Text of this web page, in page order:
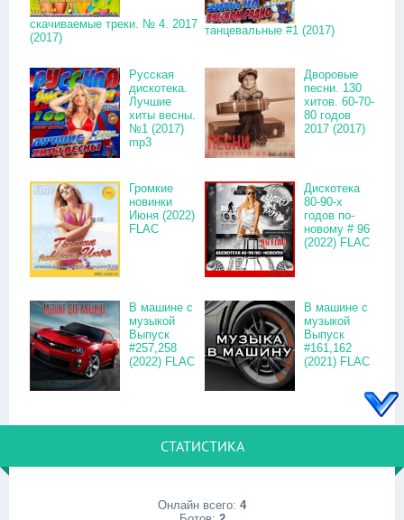
скачиваемые треки. № 4. 2017
(2017)
танцевальные #1 (2017)
Русская
дискотека.
Лучшие
хиты весны.
№1 (2017)
mp3
Дворовые
песни. 130
хитов. 60-70-
80 годов
2017 (2017)
Громкие
новинки
Июня (2022)
FLAC
Дискотека
80-90-х
годов по-
новому # 96
(2022) FLAC
В машине с
музыкой
Выпуск
#257,258
(2022) FLAC
В машине с
музыкой
Выпуск
#161,162
(2021) FLAC
СТАТИСТИКА
Онлайн всего: 4